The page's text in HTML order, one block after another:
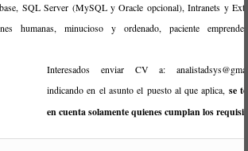
SQL Server (MySQL y Oracle opcional), Intranets y
humanas, minucioso y ordenado, paciente
Interesados enviar CV a:
indicando en el asunto el puesto al que aplica, se
en cuenta solamente quienes cumplan los